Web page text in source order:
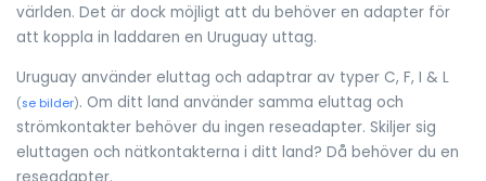
världen. Det är dock möjligt att du behöver en adapter för
att koppla in laddaren en Uruguay uttag.
Uruguay använder eluttag och adaptrar av typer C, F, I & L
(se bilder). Om ditt land använder samma eluttag och
strömkontakter behöver du ingen reseadapter. Skiljer sig
eluttagen och nätkontakterna i ditt land? Då behöver du en